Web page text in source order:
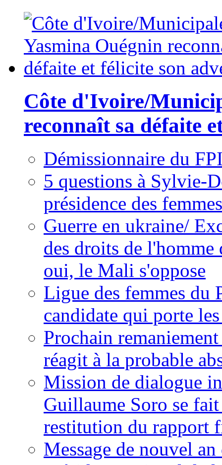
Côte d'Ivoire/
reconnaît sa défaite
Démissionnaire du
5 questions à Sylvie-
présidence des
Guerre en ukraine/
des droits de
oui, le Mali s'oppose
Ligue des femmes du
candidate qui porte
Prochain
réagit à la probable
Mission de dialogue
Guillaume Soro se
restitution du rapport
Message de nouvel